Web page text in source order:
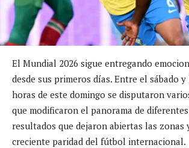
El Mundial 2026 sigue entregando
desde sus primeros días. Entre el sábado
horas de este domingo se disputaron
que modificaron el panorama de
resultados que dejaron abiertas las zonas
creciente paridad del fútbol internacional.